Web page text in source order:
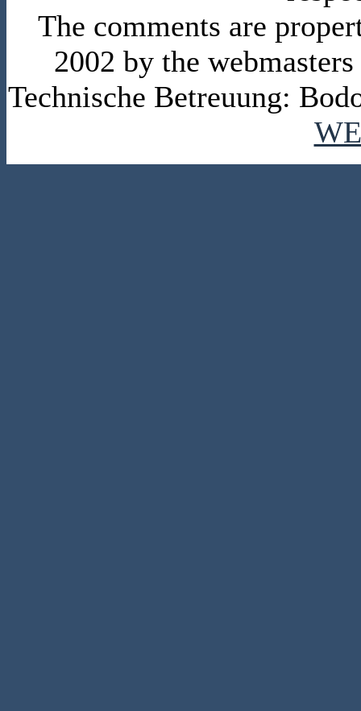
The comments are
2002 by the
Technische Betreuung: